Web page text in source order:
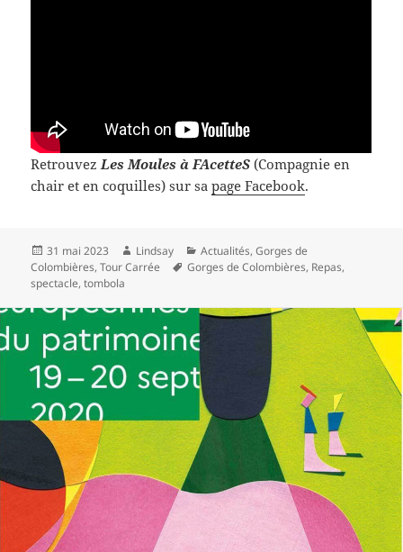
RetrouvezLes Moules à FAcetteS (Compagnie en
chair et en coquilles) sur sapage Facebook.
Publié
le
31 mai 2023 Auteur
Lindsay Catégories
Actualités,Gorges de
Colombières,Tour Carrée
Mots-
Gorges de Colombières, Repas,
spectacle,tombola